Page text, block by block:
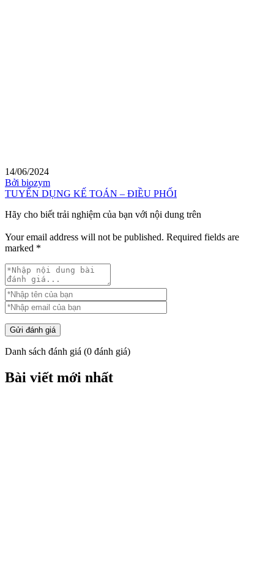
14/06/2024
Bởi biozym
TUYỂN DỤNG KẾ TOÁN – ĐIỀU PHỐI
Hãy cho biết trải nghiệm của bạn với nội dung trên
Your email address will not be published. Required fields are
marked *
Gửi đánh giá
Danh sách đánh giá (0 đánh giá)
Bài viết mới nhất